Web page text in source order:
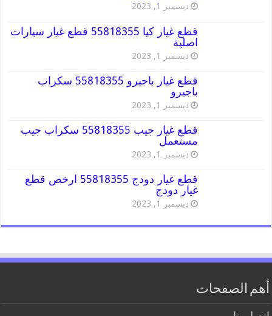
ديسمبر 1, 2023
قطع غيار كيا 55818355 قطع غيار سيارات
اصلية
ديسمبر 1, 2023
قطع غيار باجيرو 55818355 سكراب
باجيرو
ديسمبر 1, 2023
قطع غيار جيب 55818355 سكراب جيب
مستعمل
ديسمبر 1, 2023
قطع غيار دودج 55818355 ارخص قطع
غيار دودج
ديسمبر 1, 2023
أهم الصفحات